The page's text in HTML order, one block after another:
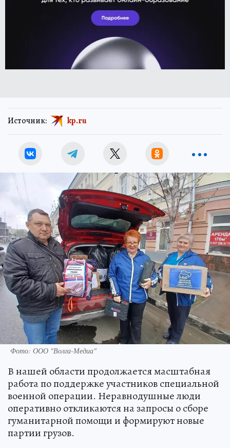
Источник: kp.ru
Фото: ООО "Волга-Медиа"
В нашей области продолжается масштабная
работа по поддержке участников специальной
военной операции. Неравнодушные люди
оперативно откликаются на запросы о сборе
гуманитарной помощи и формируют новые
партии грузов.